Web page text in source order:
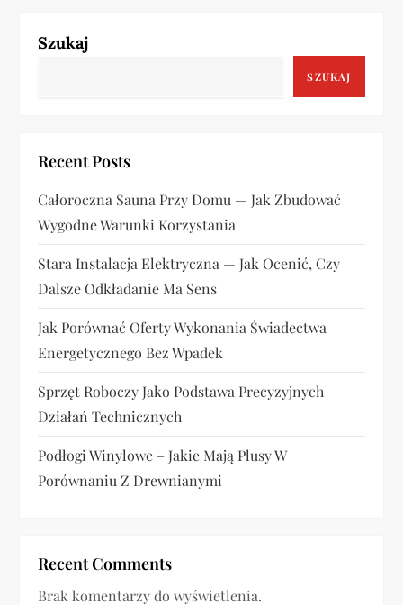
a
i
s
u
Szukaj
SZUKAJ
Recent Posts
Całoroczna Sauna Przy Domu — Jak Zbudować
Wygodne Warunki Korzystania
Stara Instalacja Elektryczna — Jak Ocenić, Czy
Dalsze Odkładanie Ma Sens
Jak Porównać Oferty Wykonania Świadectwa
Energetycznego Bez Wpadek
Sprzęt Roboczy Jako Podstawa Precyzyjnych
Działań Technicznych
Podłogi Winylowe – Jakie Mają Plusy W
Porównaniu Z Drewnianymi
Recent Comments
Brak komentarzy do wyświetlenia.